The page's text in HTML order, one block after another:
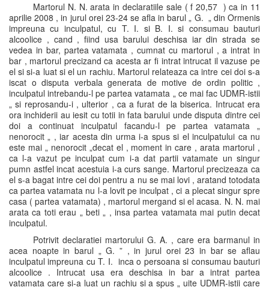
Martorul N. N. arata in declaratiile sale ( f 20,57 ) ca in 11
aprilie 2008 , in jurul orei 23-24 se afla in barul „ G. „ din Ormenis
impreuna cu inculpatul, cu T. I. si B. I. si consumau bauturi
alcoolice , cand , fiind usa barului deschisa iar din strada se
vedea in bar, partea vatamata , cumnat cu martorul , a intrat in
bar , martorul precizand ca acesta ar fi intrat intrucat il vazuse pe
el si si-a luat si el un rachiu. Martorul relateaza ca intre cei doi s-a
iscat o disputa verbala generata de motive de ordin politic ,
inculpatul intrebandu-l pe partea vatamata „ ce mai fac UDMR-istii
„ si reprosandu-i , ulterior , ca a furat de la biserica. Intrucat era
ora inchiderii au iesit cu totii in fata barului unde disputa dintre cei
doi a continuat inculpatul facandu-l pe partea vatamata „
nenorocit „ , iar acesta din urma i-a spus si el inculpatului ca nu
este mai „ nenorocit „decat el , moment in care , arata martorul ,
ca l-a vazut pe inculpat cum i-a dat partii vatamate un singur
pumn astfel incat acestuia i-a curs sange. Martorul precizeaza ca
el s-a bagat intre cei doi pentru a nu se mai lovi , aratand totodata
ca partea vatamata nu l-a lovit pe inculpat , ci a plecat singur spre
casa ( partea vatamata) , martorul mergand si el acasa. N. N. mai
arata ca toti erau „ beti „ , insa partea vatamata mai putin decat
inculpatul.
Potrivit declaratiei martorului G. A. , care era barmanul in
acea noapte in barul „ G. ” , in jurul orei 23 in bar se aflau
inculpatul impreuna cu T. I. inca o persoana si consumau bauturi
alcoolice . Intrucat usa era deschisa in bar a intrat partea
vatamata care si-a luat un rachiu si a spus „ uite UDMR-istii care